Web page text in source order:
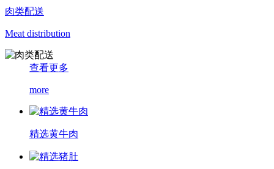
肉类配送
Meat distribution
查看更多
more
精选黄牛肉